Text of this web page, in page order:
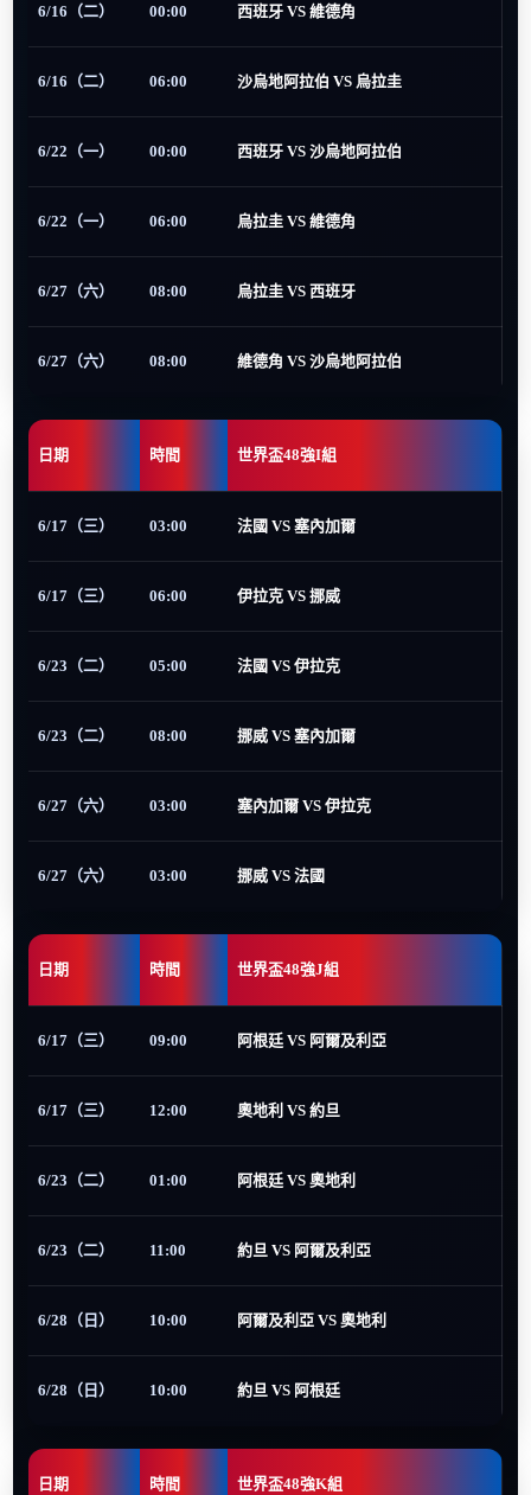
6/16（二） 00:00 西班牙 VS 維德角
6/16（二） 06:00 沙烏地阿拉伯 VS 烏拉圭
6/22（一） 00:00 西班牙 VS 沙烏地阿拉伯
6/22（一） 06:00 烏拉圭 VS 維德角
6/27（六） 08:00 烏拉圭 VS 西班牙
6/27（六） 08:00 維德角 VS 沙烏地阿拉伯
日期 時間 世界盃48強I組
6/17（三） 03:00 法國 VS 塞內加爾
6/17（三） 06:00 伊拉克 VS 挪威
6/23（二） 05:00 法國 VS 伊拉克
6/23（二） 08:00 挪威 VS 塞內加爾
6/27（六） 03:00 塞內加爾 VS 伊拉克
6/27（六） 03:00 挪威 VS 法國
日期 時間 世界盃48強J組
6/17（三） 09:00 阿根廷 VS 阿爾及利亞
6/17（三） 12:00 奧地利 VS 約旦
6/23（二） 01:00 阿根廷 VS 奧地利
6/23（二） 11:00 約旦 VS 阿爾及利亞
6/28（日） 10:00 阿爾及利亞 VS 奧地利
6/28（日） 10:00 約旦 VS 阿根廷
日期 時間 世界盃48強K組